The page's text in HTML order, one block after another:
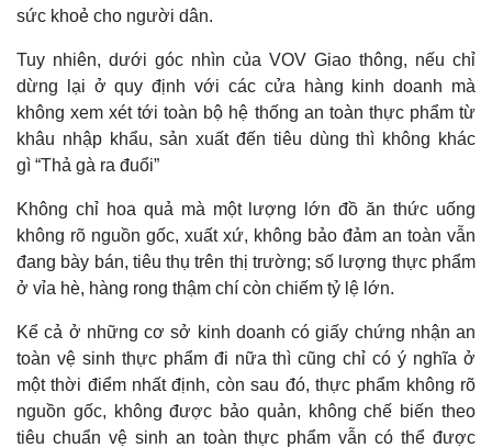
sức khoẻ cho người dân.
Tuy nhiên, dưới góc nhìn của VOV Giao thông, nếu chỉ
dừng lại ở quy định với các cửa hàng kinh doanh mà
không xem xét tới toàn bộ hệ thống an toàn thực phẩm từ
khâu nhập khẩu, sản xuất đến tiêu dùng thì không khác
gì “Thả gà ra đuổi”
Không chỉ hoa quả mà một lượng lớn đồ ăn thức uống
không rõ nguồn gốc, xuất xứ, không bảo đảm an toàn vẫn
đang bày bán, tiêu thụ trên thị trường; số lượng thực phẩm
ở vỉa hè, hàng rong thậm chí còn chiếm tỷ lệ lớn.
Kể cả ở những cơ sở kinh doanh có giấy chứng nhận an
toàn vệ sinh thực phẩm đi nữa thì cũng chỉ có ý nghĩa ở
một thời điểm nhất định, còn sau đó, thực phẩm không rõ
nguồn gốc, không được bảo quản, không chế biến theo
tiêu chuẩn vệ sinh an toàn thực phẩm vẫn có thể được